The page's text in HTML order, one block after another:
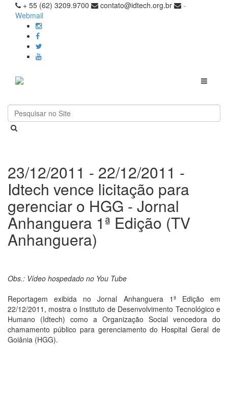
+ 55 (62) 3209.9700 contato@idtech.org.br
-
Webmail
Toggle
23/12/2011 - 22/12/2011 -
Idtech vence licitação para
gerenciar o HGG - Jornal
Anhanguera 1ª Edição (TV
Anhanguera)
Obs.: Vídeo hospedado no You Tube
Reportagem exibida no Jornal Anhanguera 1ª Edição em
22/12/2011, mostra o Instituto de Desenvolvimento Tecnológico e
Humano (Idtech) como a Organização Social vencedora do
chamamento público para gerenciamento do Hospital Geral de
Goiânia (HGG).